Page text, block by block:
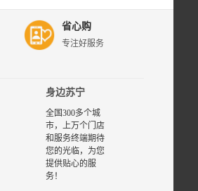
省心购
专注好服务
身边苏宁
全国300多个城
市，上万个门店
和服务终端期待
您的光临，为您
提供贴心的服
务！